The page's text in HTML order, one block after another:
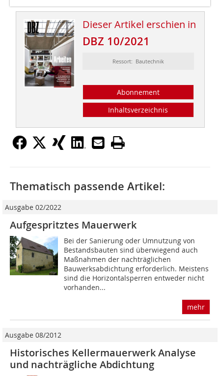
Dieser Artikel erschien in
DBZ 10/2021
Ressort: Bautechnik
Abonnement
Inhaltsverzeichnis
Thematisch passende Artikel:
Ausgabe 02/2022
Aufgespritztes Mauerwerk
Bei der Sanierung oder Umnutzung von
Bestandsbauten sind überwiegend auch
Maßnahmen der nachträglichen
Bauwerksabdichtung erforderlich. Meistens
sind die Horizontalsperren entweder nicht
vorhanden...
mehr
Ausgabe 08/2012
Historisches Kellermauerwerk Analyse
und nachträgliche Abdichtung